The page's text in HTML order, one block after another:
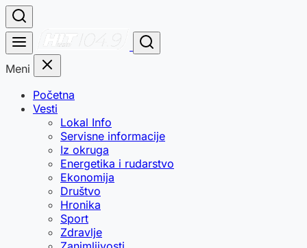
Meni
Početna
Vesti
Lokal Info
Servisne informacije
Iz okruga
Energetika i rudarstvo
Ekonomija
Društvo
Hronika
Sport
Zdravlje